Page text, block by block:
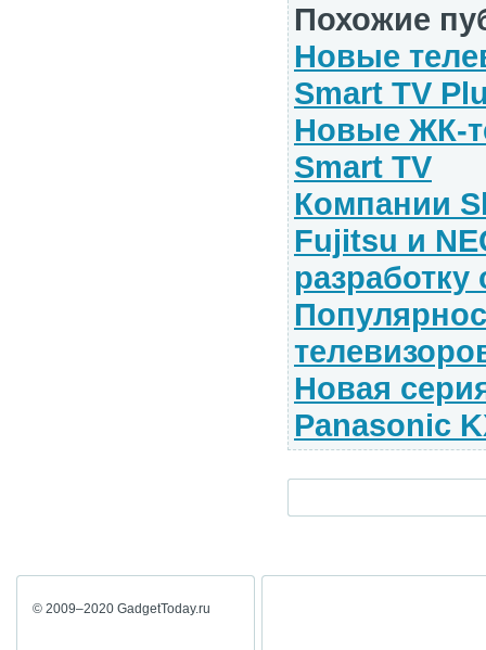
Похожие
Новые
Smart TV
Новые ЖК-
Smart TV
Компании
Fujitsu и
Новая
Panasonic
© 2009–2020 GadgetToday.ru